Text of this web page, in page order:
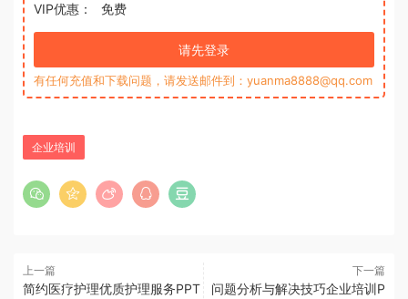
VIP优惠：
免费
请先登录
有任何充值和下载问题，请发送邮件到：yuanma8888@qq.com
企业培训
上一篇
简约医疗护理优质护理服务PPT
下一篇
问题分析与解决技巧企业培训P